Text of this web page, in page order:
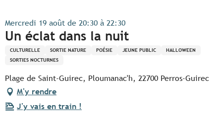
Mercredi 19 août de 20:30 à 22:30
Un éclat dans la nuit
CULTURELLE SORTIE NATURE POÉSIE JEUNE PUBLIC
HALLOWEEN
SORTIES NOCTURNES
Plage de Saint-Guirec, Ploumanac'h, 22700 Perros-Guirec
M'y rendre
J'y vais en train !